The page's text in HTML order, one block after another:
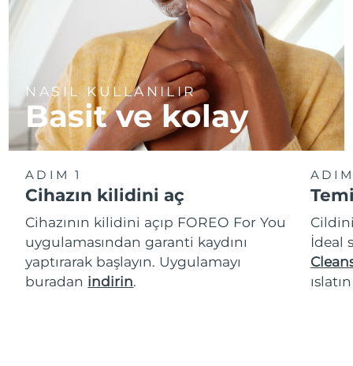
NASIL KULLANILIR
Basit ve kolay
ADIM 1
Cihazın kilidini aç
Cihazının kilidini açıp FOREO For You
uygulamasından garanti kaydını
yaptırarak başlayın. Uygulamayı
buradan indirin.
İdeal